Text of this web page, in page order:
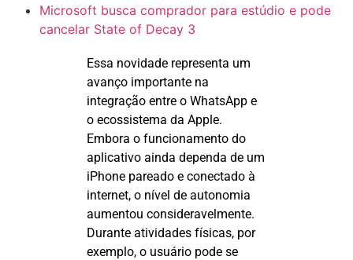
Microsoft busca comprador para estúdio e pode
cancelar State of Decay 3
Essa novidade representa um
avanço importante na
integração entre o WhatsApp e
o ecossistema da Apple.
Embora o funcionamento do
aplicativo ainda dependa de um
iPhone pareado e conectado à
internet, o nível de autonomia
aumentou consideravelmente.
Durante atividades físicas, por
exemplo, o usuário pode se